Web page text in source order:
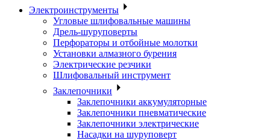
Электроинструменты
Угловые шлифовальные машины
Дрель-шуруповерты
Перфораторы и отбойные молотки
Установки алмазного бурения
Электрические резчики
Шлифовальный инструмент
Заклепочники
Заклепочники аккумуляторные
Заклепочники пневматические
Заклепочники электрические
Насадки на шуруповерт